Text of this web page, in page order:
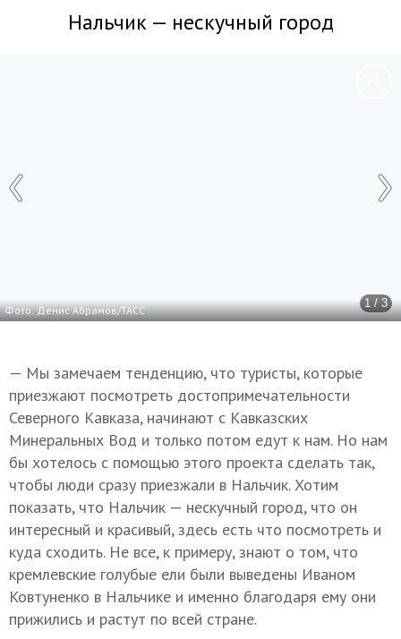
Нальчик — нескучный город
1 / 3
Фото: Денис Абрамов/ТАСС
— Мы замечаем тенденцию, что туристы, которые
приезжают посмотреть достопримечательности
Северного Кавказа, начинают с Кавказских
Минеральных Вод и только потом едут к нам. Но нам
бы хотелось с помощью этого проекта сделать так,
чтобы люди сразу приезжали в Нальчик. Хотим
показать, что Нальчик — нескучный город, что он
интересный и красивый, здесь есть что посмотреть и
куда сходить. Не все, к примеру, знают о том, что
кремлевские голубые ели были выведены Иваном
Ковтуненко в Нальчике и именно благодаря ему они
прижились и растут по всей стране.